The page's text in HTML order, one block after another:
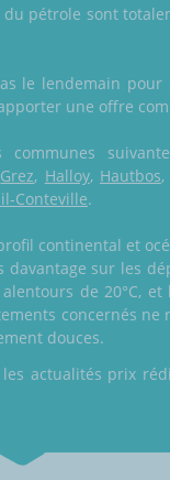
pétrole sont
le lendemain pour
une offre
Grez, Halloy, Hautbos,
Conteville.
continental et
sur les
de 20°C,
concernés
douces.
actualités prix